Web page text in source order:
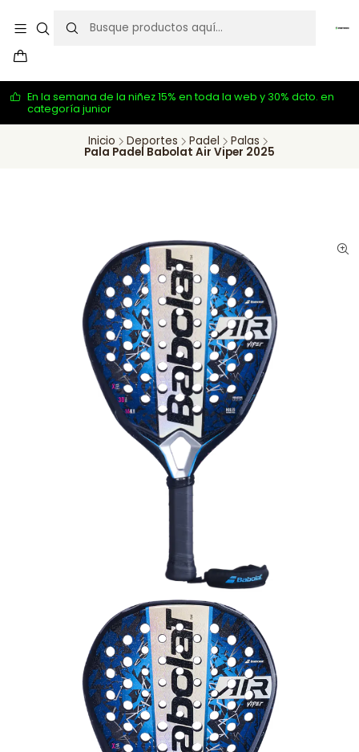
En la semana de la niñez 15% en toda la web y 30% dcto. en
categoría junior
Inicio Deportes Padel Palas
Pala Padel Babolat Air Viper 2025